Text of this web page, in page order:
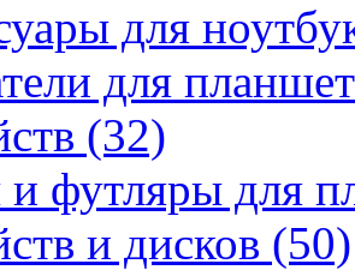
для
для
(32)
футляры для
и дисков (50)